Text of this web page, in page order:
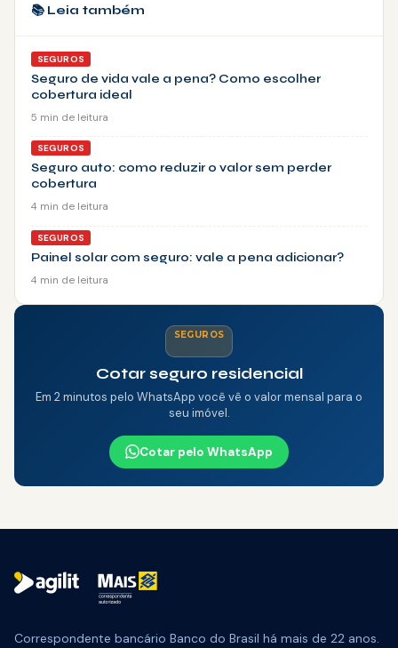
📚 Leia também
SEGUROS
Seguro de vida vale a pena? Como escolher
cobertura ideal
5 min de leitura
SEGUROS
Seguro auto: como reduzir o valor sem perder
cobertura
4 min de leitura
SEGUROS
Painel solar com seguro: vale a pena adicionar?
4 min de leitura
SEGUROS
Cotar seguro residencial
Em 2 minutos pelo WhatsApp você vê o valor mensal para o
seu imóvel.
Cotar pelo WhatsApp
Pode Parcelar:
Aproveitar →
Correspondente bancário Banco do Brasil há mais de 22 anos.